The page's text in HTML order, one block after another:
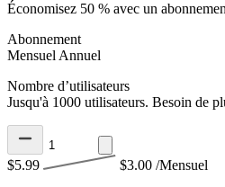
Économisez 50 % avec un
Abonnement
Mensuel Annuel
Nombre d’utilisateurs
Jusqu'à 1000 utilisateurs. Besoin de
$5.99 $3.00 /Mensuel